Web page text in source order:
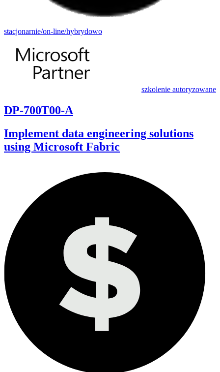
stacjonarnie/on-line/hybrydowo
szkolenie autoryzowane
DP-700T00-A
Implement data engineering solutions
using Microsoft Fabric